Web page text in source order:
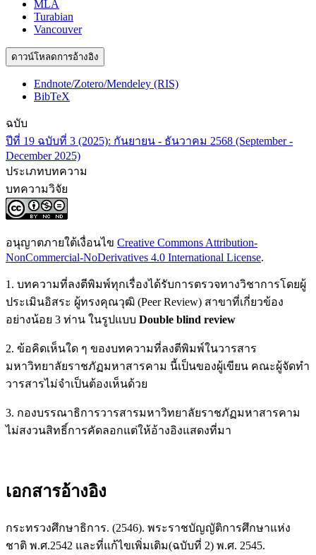
MLA
Turabian
Vancouver
ดาวน์โหลดการอ้างอิง
Endnote/Zotero/Mendeley (RIS)
BibTeX
ฉบับ
ปีที่ 19 ฉบับที่ 3 (2025): กันยายน - ธันวาคม 2568 (September -
December 2025)
ประเภทบทความ
บทความวิจัย
อนุญาตภายใต้เงื่อนไข Creative Commons Attribution-
NonCommercial-NoDerivatives 4.0 International License.
1. บทความที่ลงตีพิมพ์ทุกเรื่องได้รับการตรวจทางวิชาการโดยผู้
ประเมินอิสระ ผู้ทรงคุณวุฒิ (Peer Review) สาขาที่เกี่ยวข้อง
อย่างน้อย 3 ท่าน ในรูปแบบ Double blind review
2. ข้อคิดเห็นใด ๆ ของบทความที่ลงตีพิมพ์ในวารสาร
มหาวิทยาลัยราชภัฏมหาสารคาม นี้เป็นของผู้เขียน คณะผู้จัดทำ
วารสารไม่จำเป็นต้องเห็นด้วย
3. กองบรรณาธิการวารสารมหาวิทยาลัยราชภัฏมหาสารคาม
ไม่สงวนสิทธิ์การคัดลอกแต่ให้อ้างอิงแสดงที่มา
เอกสารอ้างอิง
กระทรวงศึกษาธิการ. (2546). พระราชบัญญัติการศึกษาแห่ง
ชาติ พ.ศ.2542 และที่แก้ไขเพิ่มเติม(ฉบับที่ 2) พ.ศ. 2545.